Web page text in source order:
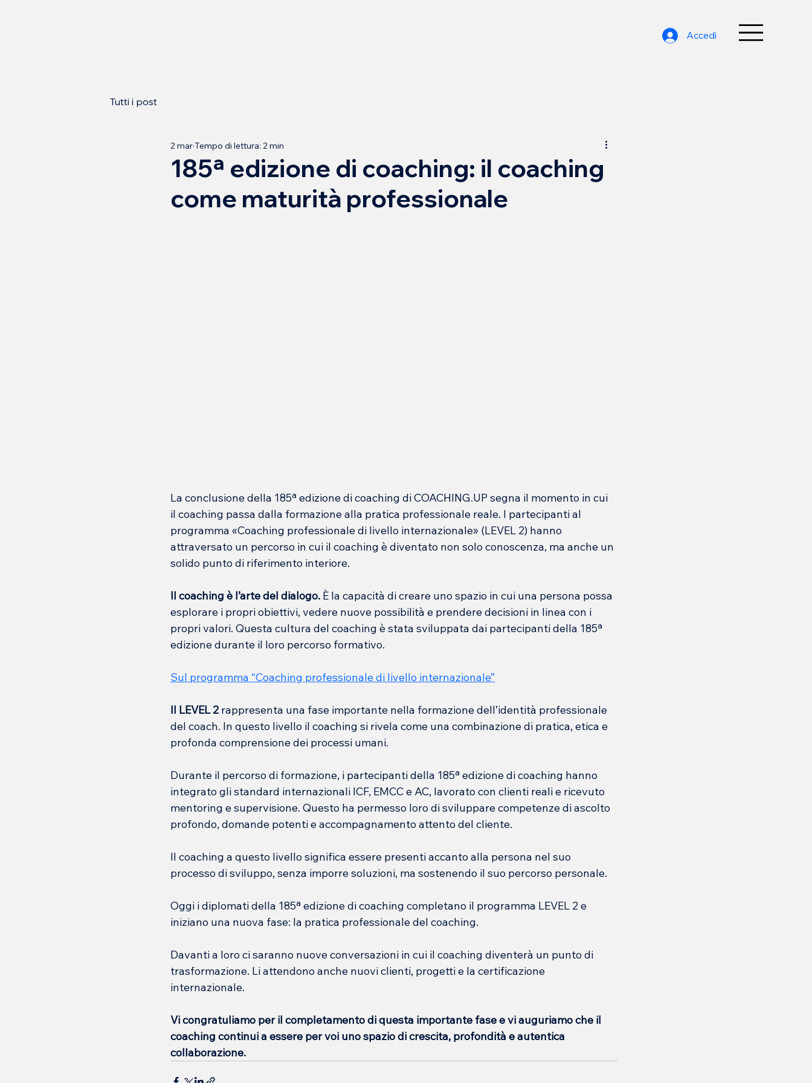
Accedi
Tutti i post
185ª edizione di coaching: il coaching
come maturità professionale
2 marTempo di lettura: 2 min
La conclusione della 185ª edizione di coaching di COACHING.UP segna il momento in cui
il coaching passa dalla formazione alla pratica professionale reale. I partecipanti al
programma «Coaching professionale di livello internazionale» (LEVEL 2) hanno
attraversato un percorso in cui il coaching è diventato non solo conoscenza, ma anche un
solido punto di riferimento interiore.
Il coaching è l’arte del dialogo. È la capacità di creare uno spazio in cui una persona possa
esplorare i propri obiettivi, vedere nuove possibilità e prendere decisioni in linea con i
propri valori. Questa cultura del coaching è stata sviluppata dai partecipanti della 185ª
edizione durante il loro percorso formativo.
Sul programma “Coaching professionale di livello internazionale”
Il LEVEL 2 rappresenta una fase importante nella formazione dell’identità professionale
del coach. In questo livello il coaching si rivela come una combinazione di pratica, etica e
profonda comprensione dei processi umani.
Durante il percorso di formazione, i partecipanti della 185ª edizione di coaching hanno
integrato gli standard internazionali ICF, EMCC e AC, lavorato con clienti reali e ricevuto
mentoring e supervisione. Questo ha permesso loro di sviluppare competenze di ascolto
profondo, domande potenti e accompagnamento attento del cliente.
Il coaching a questo livello significa essere presenti accanto alla persona nel suo
processo di sviluppo, senza imporre soluzioni, ma sostenendo il suo percorso personale.
Oggi i diplomati della 185ª edizione di coaching completano il programma LEVEL 2 e
iniziano una nuova fase: la pratica professionale del coaching.
Davanti a loro ci saranno nuove conversazioni in cui il coaching diventerà un punto di
trasformazione. Li attendono anche nuovi clienti, progetti e la certificazione
internazionale.
Vi congratuliamo per il completamento di questa importante fase e vi auguriamo che il
coaching continui a essere per voi uno spazio di crescita, profondità e autentica
collaborazione.